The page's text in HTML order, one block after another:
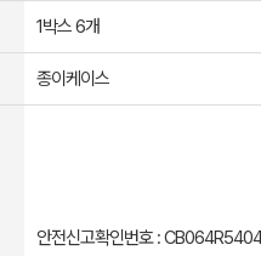
1박스 6개
종이케이스
안전신고확인번호 :